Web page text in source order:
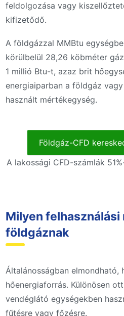
feldolgozása vagy
kifizetődő.
A földgázzal MMBtu
körülbelül 28,26 köbméter
1 millió Btu-t, azaz brit
energiaiparban a földgáz
használt mértékegység.
Földgáz-CFD
A lakossági CFD-számlák
Milyen felhasználási
földgáznak
Általánosságban elmondható,
hőenergiaforrás. Különösen
vendéglátó egységekben
fűtésre vagy főzésre.